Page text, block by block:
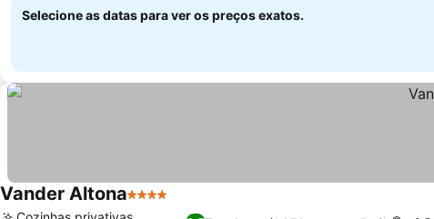
Selecione as datas para ver os preços exatos.
Vander Altona4 Estrelas